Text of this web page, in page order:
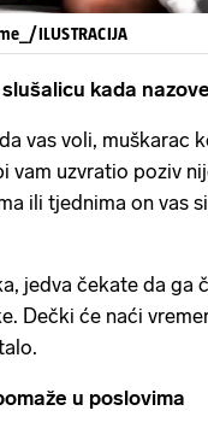
ILUSTRACIJA
kada
vas voli, muškarac
vam uzvratio poziv
ili tjednima on vas
jedva čekate da ga
Dečki će naći
u poslovima